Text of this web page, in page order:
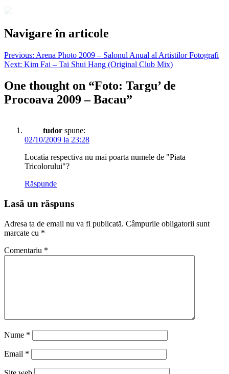
Navigare în articole
Previous: Arena Photo 2009 – Salonul Anual al Artistilor Fotografi
Next: Kim Fai – Tai Shui Hang (Original Club Mix)
One thought on “Foto: Targu’ de
Procoava 2009 – Bacau”
tudor spune:
02/10/2009 la 23:28
Locatia respectiva nu mai poarta numele de "Piata
Tricolorului"?
Răspunde
Lasă un răspuns
Adresa ta de email nu va fi publicată. Câmpurile obligatorii sunt
marcate cu *
Comentariu *
Nume *
Email *